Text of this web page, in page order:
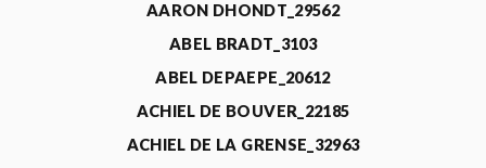
AARON DHONDT_29562
ABEL BRADT_3103
ABEL DEPAEPE_20612
ACHIEL DE BOUVER_22185
ACHIEL DE LA GRENSE_32963